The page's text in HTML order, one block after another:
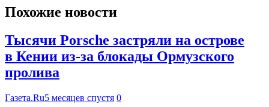
Похожие новости
Тысячи Porsche застряли на острове
в Кении из-за блокады Ормузского
пролива
Газета.Ru5 месяцев спустя 0